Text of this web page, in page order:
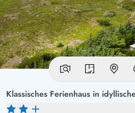
Klassisches Ferienhaus in